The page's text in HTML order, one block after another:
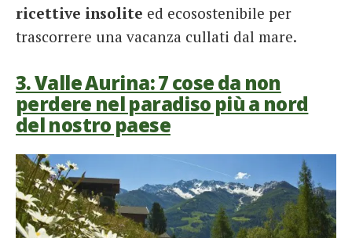
ricettive insolite ed ecosostenibile per
trascorrere una vacanza cullati dal mare.
3. Valle Aurina: 7 cose da non
perdere nel paradiso più a nord
del nostro paese